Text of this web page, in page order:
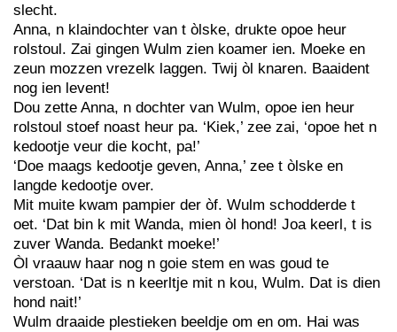
slecht.
Anna, n klaindochter van t òlske, drukte opoe heur
rolstoul. Zai gingen Wulm zien koamer ien. Moeke en
zeun mozzen vrezelk laggen. Twij òl knaren. Baaident
nog ien levent!
Dou zette Anna, n dochter van Wulm, opoe ien heur
rolstoul stoef noast heur pa. ‘Kiek,’ zee zai, ‘opoe het n
kedootje veur die kocht, pa!’
‘Doe maags kedootje geven, Anna,’ zee t òlske en
langde kedootje over.
Mit muite kwam pampier der òf. Wulm schodderde t
oet. ‘Dat bin k mit Wanda, mien òl hond! Joa keerl, t is
zuver Wanda. Bedankt moeke!’
Òl vraauw haar nog n goie stem en was goud te
verstoan. ‘Dat is n keerltje mit n kou, Wulm. Dat is dien
hond nait!’
Wulm draaide plestieken beeldje om en om. Hai was